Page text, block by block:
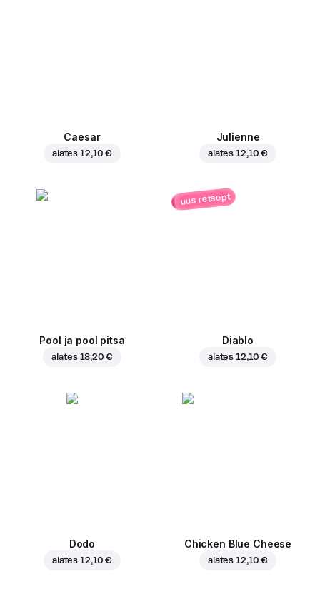
Caesar
alates 12,10 €
Julienne
alates 12,10 €
Pool ja pool pitsa
alates 18,20 €
uus retsept
Diablo
alates 12,10 €
Dodo
alates 12,10 €
Chicken Blue Cheese
alates 12,10 €